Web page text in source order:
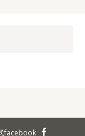
facebook